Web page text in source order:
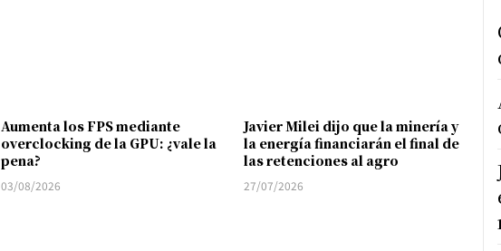
Aumenta los FPS mediante
overclocking de la GPU: ¿vale la
pena?
03/08/2026
Javier Milei dijo que la minería y
la energía financiarán el final de
las retenciones al agro
27/07/2026